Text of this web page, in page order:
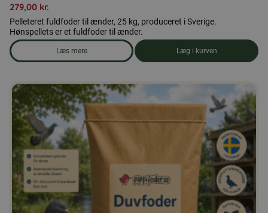
279,00 kr.
Pelleteret fuldfoder til ænder, 25 kg, produceret i Sverige.
Hønspellets er et fuldfoder til ænder.
Læs mere
om produkten Andefoder, piller 25 kg
Læg i kurven